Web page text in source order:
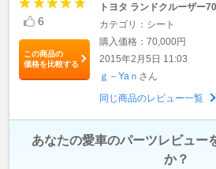
6
この商品の
価格を比較する
トヨタ ランドクルーザー70
カテゴリ：シート
購入価格：70,000円
2015年2月5日 11:03
ｇ－Yaｎ さん
同じ商品のレビュー一覧
あなたの愛車のパーツレビュー
か？